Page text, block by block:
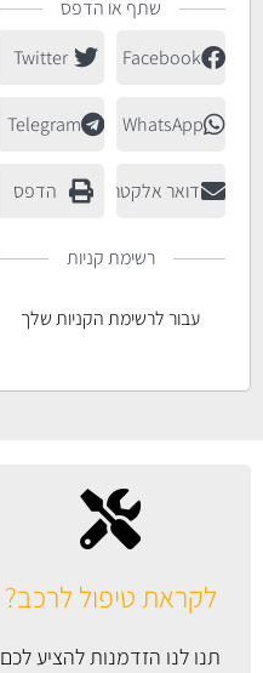
שתף או הדפס
Facebook
Twitter
WhatsApp
Telegram
דואר אלקטרוני הדפס
רשימת קניות
עבור לרשימת הקניות שלך
לקראת טיפול לרכב?
תנו לנו הזדמנות להציע לכם